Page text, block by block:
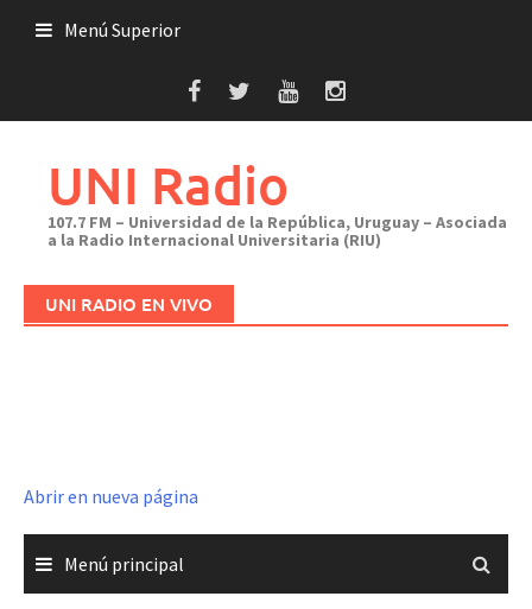
Menú Superior
UNI Radio
107.7 FM – Universidad de la República, Uruguay – Asociada
a la Radio Internacional Universitaria (RIU)
UNI RADIO EN VIVO
Abrir en nueva página
Menú principal